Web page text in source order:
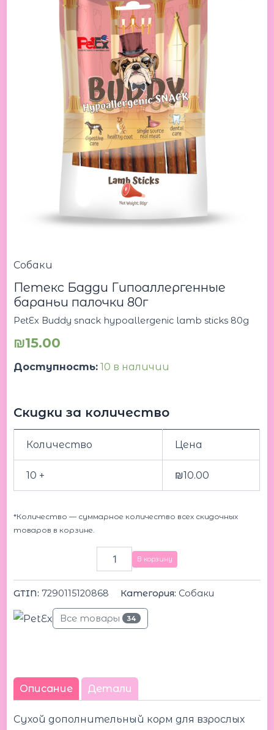
Собаки
Петекс Бадди Гипоаллергенные
бараньи палочки 80г
PetEx Buddy snack hypoallergenic lamb sticks 80g
₪15.00
Доступность: 10 в наличии
Скидки за количество
Количество Цена
10 + ₪10.00
*Количество — суммарное количество всех скидочных
товаров в корзине.
snack
hypoallergenic
lamb
sticks
Петекс
Бадди
Гипоаллергенные
бараньи
палочки
80г
В корзину
GTIN: 7290115120868 Категория: Собаки
Все товары 34
Описание Детали
Сухой дополнительный корм для взрослых